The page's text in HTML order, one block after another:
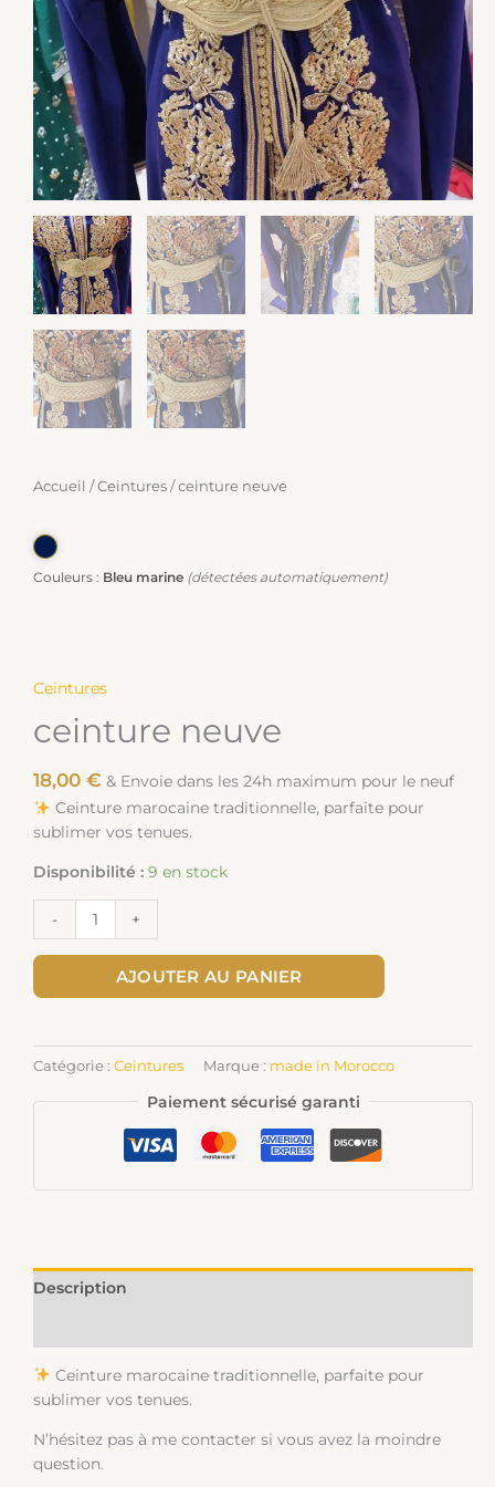
Accueil /Ceintures / ceinture neuve
Couleurs : Bleu marine (détectées automatiquement)
Ceintures
ceinture neuve
18,00 € & Envoie dans les 24h maximum pour le neuf
Ceinture marocaine traditionnelle, parfaite pour
sublimer vos tenues.
Disponibilité : 9 en stock
- +
AJOUTER AU PANIER
Catégorie : Ceintures Marque : made in Morocco
Paiement sécurisé garanti
Description
Ceinture marocaine traditionnelle, parfaite pour
sublimer vos tenues.
N’hésitez pas à me contacter si vous avez la moindre
question.